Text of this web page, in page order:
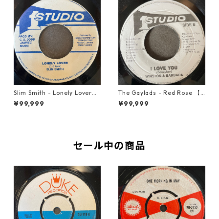
Slim Smith - Lonely Lover
【7-21921】
¥99,999
The Gaylads - Red Rose 【7
-21853】
¥99,999
セール中の商品